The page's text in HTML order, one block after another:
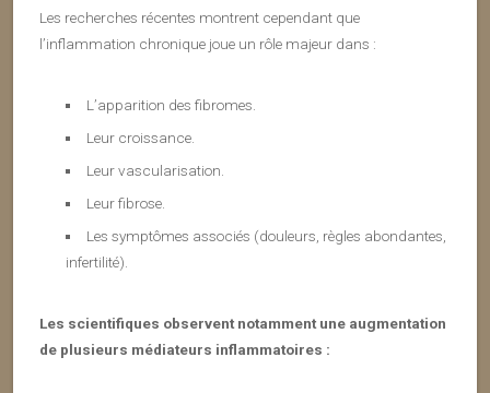
Les recherches récentes montrent cependant que
l’inflammation chronique joue un rôle majeur dans :
L’apparition des fibromes.
Leur croissance.
Leur vascularisation.
Leur fibrose.
Les symptômes associés (douleurs, règles abondantes,
infertilité).
Les scientifiques observent notamment une augmentation
de plusieurs médiateurs inflammatoires :